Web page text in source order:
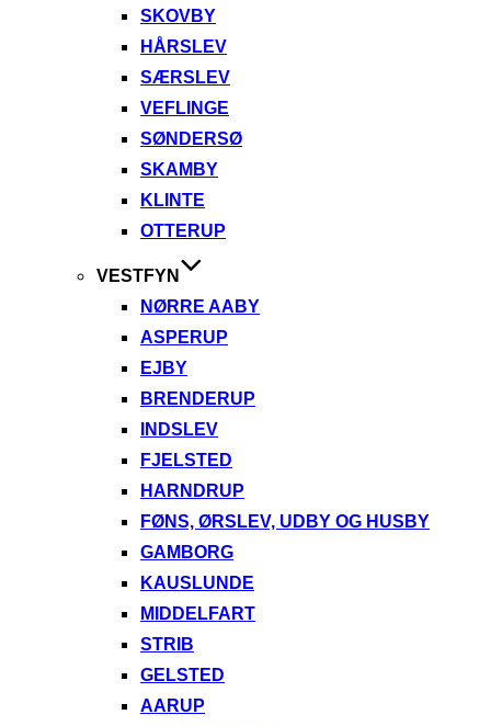
SKOVBY
HÅRSLEV
SÆRSLEV
VEFLINGE
SØNDERSØ
SKAMBY
KLINTE
OTTERUP
VESTFYN
NØRRE AABY
ASPERUP
EJBY
BRENDERUP
INDSLEV
FJELSTED
HARNDRUP
FØNS, ØRSLEV, UDBY OG HUSBY
GAMBORG
KAUSLUNDE
MIDDELFART
STRIB
GELSTED
AARUP